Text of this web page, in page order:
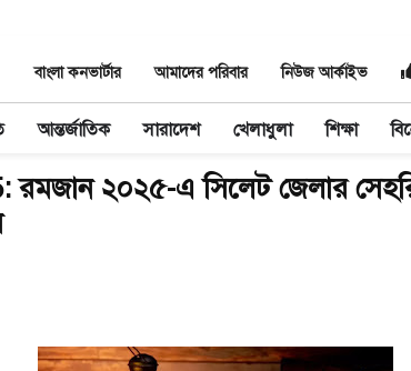
বাংলা কনভার্টার আমাদের পরিবার নিউজ আর্কাইভ
আন্তর্জাতিক সারাদেশ খেলাধুলা শিক্ষা
২০২৫-এ সিলেট জেলার